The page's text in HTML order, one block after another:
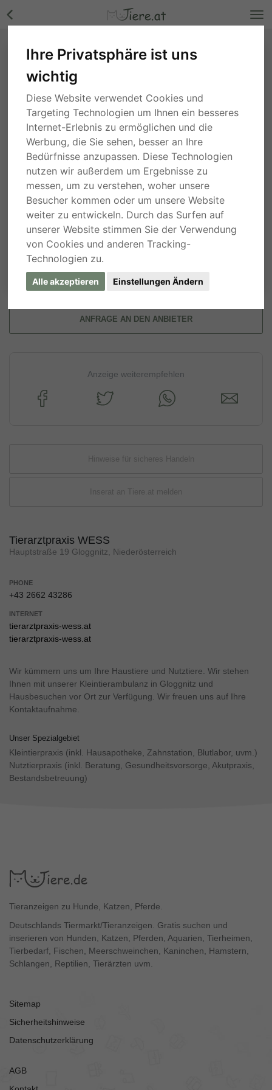
Ihre Privatsphäre ist uns
wichtig
Diese Website verwendet Cookies und
Targeting Technologien um Ihnen ein besseres
Internet-Erlebnis zu ermöglichen und die
Werbung, die Sie sehen, besser an Ihre
Bedürfnisse anzupassen. Diese Technologien
nutzen wir außerdem um Ergebnisse zu
messen, um zu verstehen, woher unsere
Besucher kommen oder um unsere Website
weiter zu entwickeln. Durch das Surfen auf
unserer Website stimmen Sie der Verwendung
von Cookies und anderen Tracking-
Technologien zu.
Alle akzeptieren Einstellungen Ändern
ANFRAGE AN DEN ANBIETER
Anzeige weiterempfehlen
Hinweise für sicheres Handeln
Inserat an Tiere.at melden
Tierarztpraxis WESS
Hauptstraße 19 Gloggnitz, Niederösterreich
PHONE
+43 2662 43286
INTERNET
tierarztpraxis-wess.at
tierarztpraxis-wess.at
Wir kümmern uns um Ihre Haustiere und Nutztiere. Wir stehen
Ihnen mit unserer Kleintierambulanz in Gloggnitz und
Hausbesuchen vor Ort zur Verfügung. Wir freuen uns auf Ihre
Kontaktaufnahme.
Unser Spezialgebiet
Kleintierpraxis (inkl. Hausapotheke, Zahnstation, Blutlabor, uvm.)
Nutztierpraxis (inkl. Beratung, Gesundheitsvorsorge, Akutpraxis,
Bestandsbetreuung)
Tieranzeigen zu Hunde, Katzen, Pferde.
Deutschlands Tiermarkt/Tieranzeigen. Gratis suchen und
inserieren von Hunden, Katzen, Pferden, Aquarien, Tierheimen,
Tierbedarf, Fischen, Meerschweinchen, Kaninchen, Hamstern,
Schlangen, Reptilien, Tierärzten uvm.
Sitemap
Sicherheitshinweise
Datenschutzerklärung
AGB